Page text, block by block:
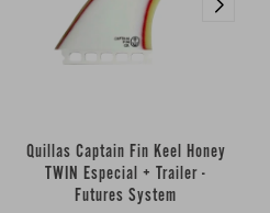
Quillas Captain Fin Keel Honey
TWIN Especial + Trailer -
Futures System